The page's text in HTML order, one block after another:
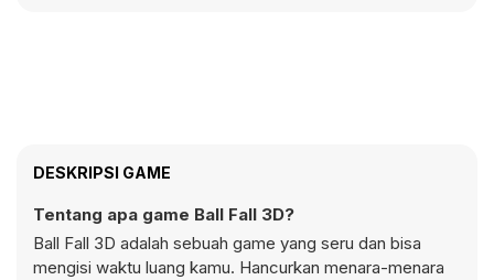
DESKRIPSI GAME
Tentang apa game Ball Fall 3D?
Ball Fall 3D adalah sebuah game yang seru dan bisa
mengisi waktu luang kamu. Hancurkan menara-menara